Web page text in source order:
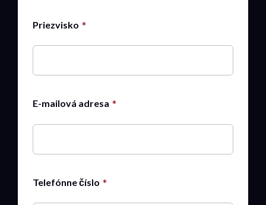
Priezvisko
E-mailová adresa
Telefónne číslo